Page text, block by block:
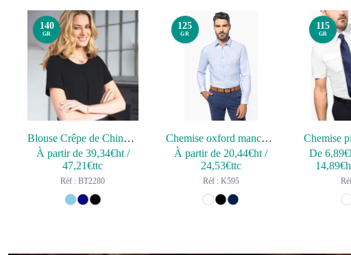
140
GR
Blouse Crêpe de Chine VERONA
À partir de 39,34€ht/
47,21€ttc
Réf : BT2280
125
GR
Chemise oxford manches longues homme
À partir de 20,44€ht /
24,53€ttc
Réf : K595
115
GR
De6,89
14,89